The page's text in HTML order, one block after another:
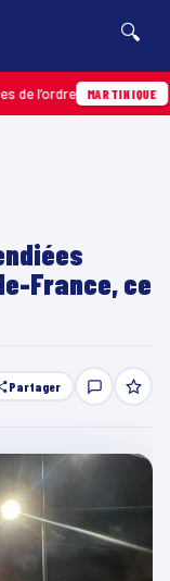
🔍
MARTINIQUE 04/
France, ce
Partager